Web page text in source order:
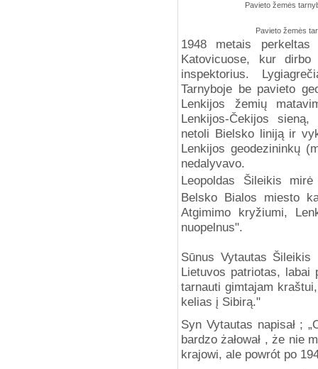
Pavieto žemės
Pavieto žemės
1948 metais
Katovicuose, kur
inspektorius.
Tarnyboje be pavieto
Lenkijos žemių
Lenkijos-Čekijos
netoli Bielsko liniją ir
Lenkijos geodezininkų
nedalyvavo.
Leopoldas Šileikis mirė
Belsko Bialos miesto
Atgimimo kryžiumi,
nuopelnus".
Sūnus Vytautas
Lietuvos patriotas, labai
tarnauti gimtajam
kelias į Sibirą."
Syn Vytautas napisał ;
bardzo żałował , że nie
krajowi, ale powrót po